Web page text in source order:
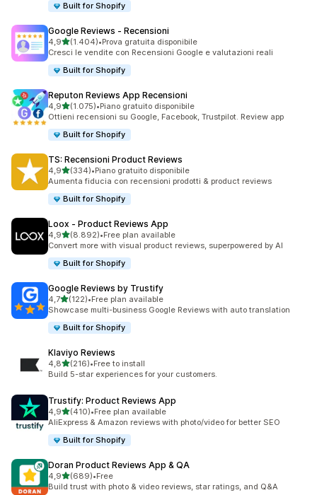
Built for Shopify
Google Reviews ‑ Recensioni
4,9stelle su 5
(1.404)
1404 recensioni totali
•Prova gratuita disponibile
Cresci le vendite con Recensioni Google e valutazioni reali
Built for Shopify
Reputon Reviews App Recensioni
4,9stelle su 5
(1.075)
1075 recensioni totali
•Piano gratuito disponibile
Ottieni recensioni su Google, Facebook, Trustpilot. Review app
Built for Shopify
TS: Recensioni Product Reviews
4,9stelle su 5
(334)
334 recensioni totali
•Piano gratuito disponibile
Aumenta fiducia con recensioni prodotti & product reviews
Built for Shopify
Loox ‑ Product Reviews App
4,9stelle su 5
(8.892)
8892 recensioni totali
•Free plan available
Convert more with visual product reviews, superpowered by AI
Built for Shopify
Google Reviews by Trustify
4,7stelle su 5
(122)
122 recensioni totali
•Free plan available
Showcase multi-business Google Reviews with auto translation
Built for Shopify
Klaviyo Reviews
4,8stelle su 5
(216)
216 recensioni totali
•Free to install
Build 5-star experiences for your customers.
Trustify: Product Reviews App
4,9stelle su 5
(410)
410 recensioni totali
•Free plan available
AliExpress & Amazon reviews with photo/video for better SEO
Built for Shopify
Doran Product Reviews App & QA
4,9stelle su 5
(689)
689 recensioni totali
•Free
Build trust with photo & video reviews, star ratings, and Q&A